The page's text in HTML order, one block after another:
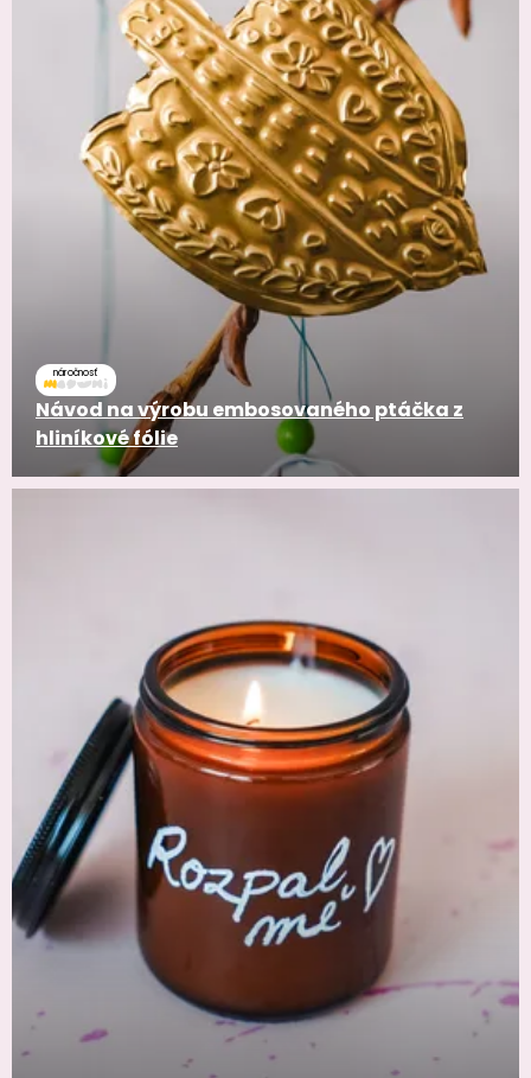
náročnosť
Návod na výrobu embosovaného ptáčka z
hliníkové fólie